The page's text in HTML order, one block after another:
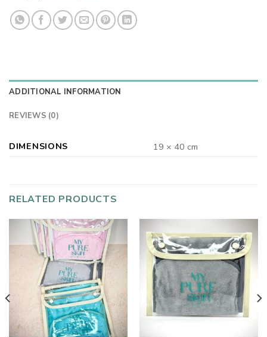
ADDITIONAL INFORMATION
REVIEWS (0)
DIMENSIONS 19 × 40 cm
RELATED PRODUCTS